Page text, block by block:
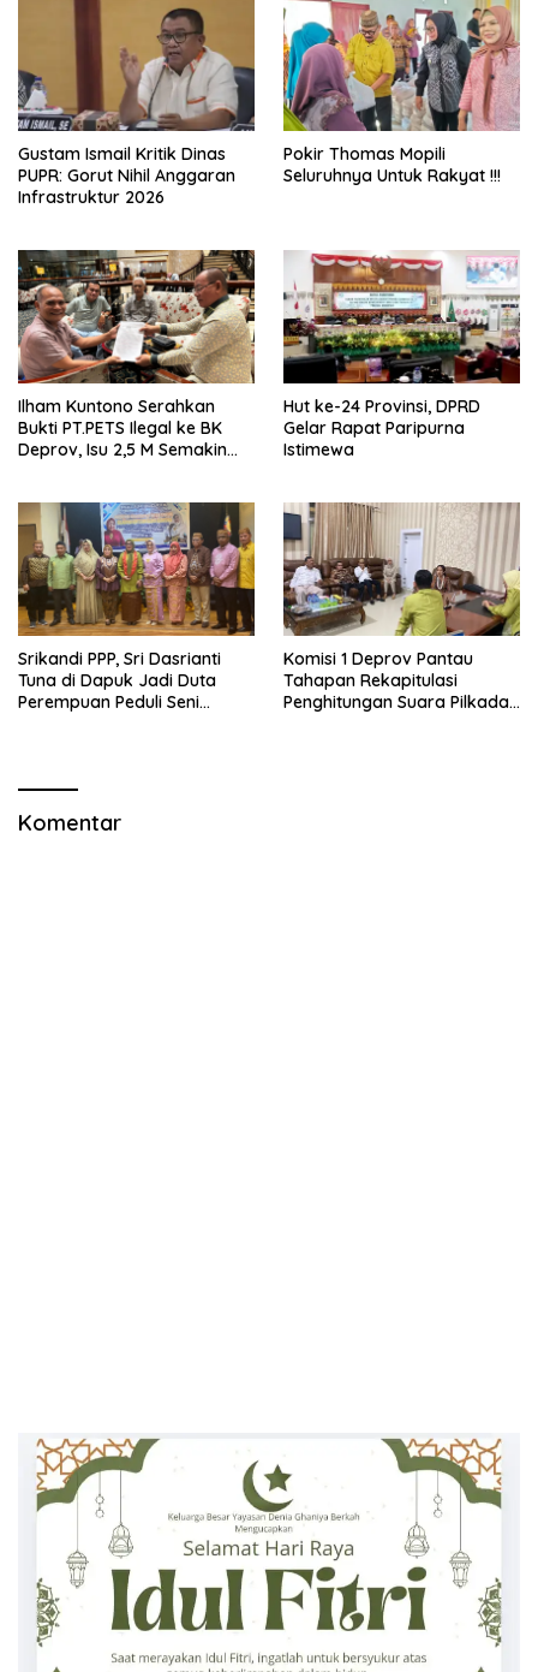
Gustam Ismail Kritik Dinas
PUPR: Gorut Nihil Anggaran
Infrastruktur 2026
Pokir Thomas Mopili
Seluruhnya Untuk Rakyat !!!
Ilham Kuntono Serahkan
Bukti PT.PETS Ilegal ke BK
Deprov, Isu 2,5 M Semakin
Hut ke-24 Provinsi, DPRD
Gelar Rapat Paripurna
Istimewa
Srikandi PPP, Sri Dasrianti
Tuna di Dapuk Jadi Duta
Perempuan Peduli Seni
Komisi 1 Deprov Pantau
Tahapan Rekapitulasi
Penghitungan Suara Pilkada
Komentar